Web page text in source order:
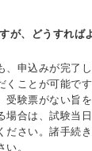
が、どうすれば
、申込みが完了
ことが可能で
験票がない旨
場合は、試験当
ださい。諸手続
。